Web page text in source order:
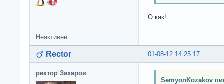
О как!
Неактивен
01-08-12 14:25:17
Rector
ректор Захаров
SemyonKozakov